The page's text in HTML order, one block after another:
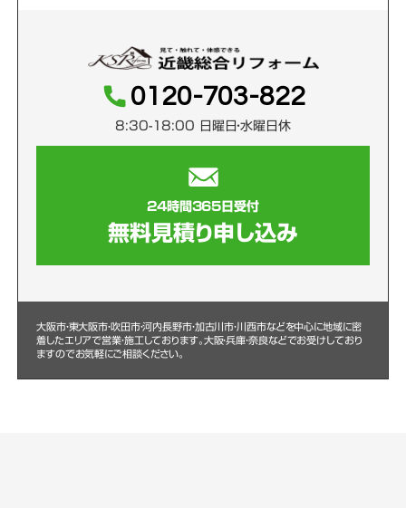
0120-703-822
8:30-18:00 日曜日・水曜日休
24時間365日受付
無料見積り申し込み
大阪市・東大阪市・吹田市・河内長野市・加古川市・川西市などを中心に地域に密
着したエリアで営業・施工しております。大阪・兵庫・奈良などでお受けしており
ますのでお気軽にご相談ください。